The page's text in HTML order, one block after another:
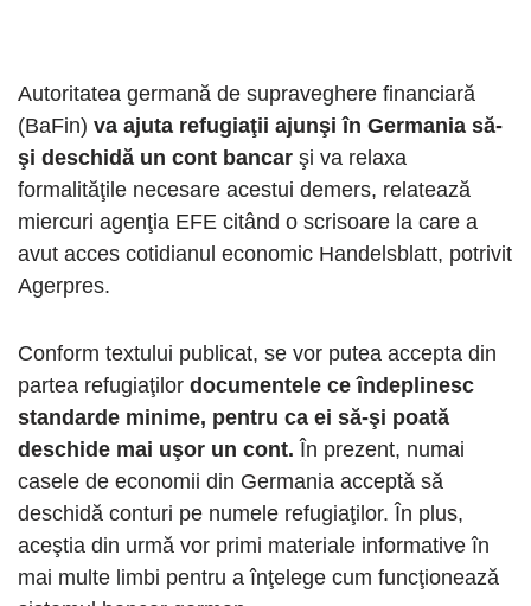
Autoritatea germană de supraveghere financiară
(BaFin) va ajuta refugiaţii ajunşi în Germania să-
şi deschidă un cont bancar şi va relaxa
formalităţile necesare acestui demers, relatează
miercuri agenţia EFE citând o scrisoare la care a
avut acces cotidianul economic Handelsblatt, potrivit
Agerpres.
Conform textului publicat, se vor putea accepta din
partea refugiaţilor documentele ce îndeplinesc
standarde minime, pentru ca ei să-şi poată
deschide mai uşor un cont. În prezent, numai
casele de economii din Germania acceptă să
deschidă conturi pe numele refugiaţilor. În plus,
aceştia din urmă vor primi materiale informative în
mai multe limbi pentru a înţelege cum funcţionează